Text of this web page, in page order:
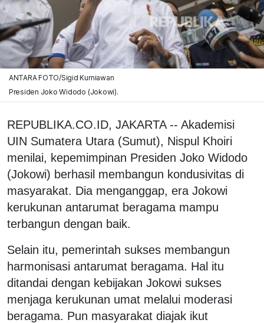
ANTARA FOTO/Sigid Kurniawan
Presiden Joko Widodo (Jokowi).
REPUBLIKA.CO.ID, JAKARTA -- Akademisi
UIN Sumatera Utara (Sumut), Nispul Khoiri
menilai, kepemimpinan Presiden Joko Widodo
(Jokowi) berhasil membangun kondusivitas di
masyarakat. Dia menganggap, era Jokowi
kerukunan antarumat beragama mampu
terbangun dengan baik.
Selain itu, pemerintah sukses membangun
harmonisasi antarumat beragama. Hal itu
ditandai dengan kebijakan Jokowi sukses
menjaga kerukunan umat melalui moderasi
beragama. Pun masyarakat diajak ikut